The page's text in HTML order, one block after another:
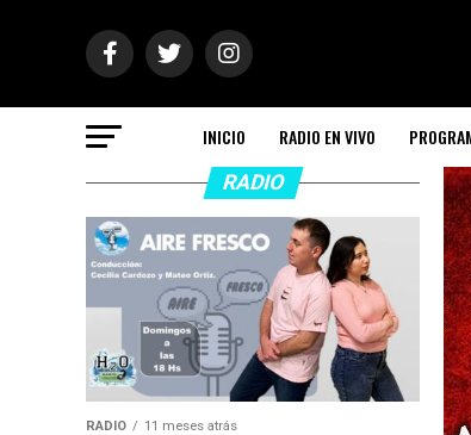
INICIO RADIO EN VIVO
RADIO
RADIO 11 meses atrás